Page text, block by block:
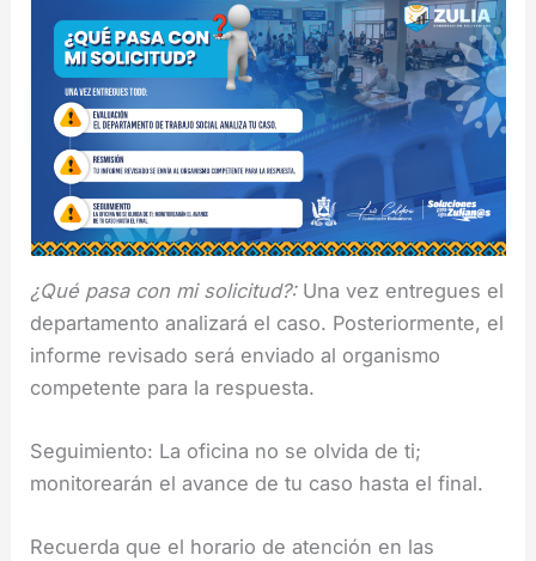
¿Qué pasa con mi solicitud?:Una vez entregues el
departamento analizará el caso. Posteriormente, el
informe revisado será enviado al organismo
competente para la respuesta.
Seguimiento: La oficina no se olvida de ti;
monitorearán el avance de tu caso hasta el final.
Recuerda que el horario de atención en las